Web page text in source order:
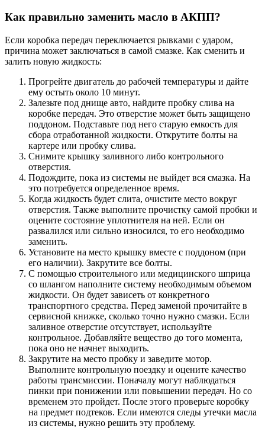
Как правильно заменить масло в АКПП?
Если коробка передач переключается рывками с ударом,
причина может заключаться в самой смазке. Как сменить и
залить новую жидкость:
Прогрейте двигатель до рабочей температуры и дайте
ему остыть около 10 минут.
Залезьте под днище авто, найдите пробку слива на
коробке передач. Это отверстие может быть защищено
поддоном. Подставьте под него старую емкость для
сбора отработанной жидкости. Открутите болты на
картере или пробку слива.
Снимите крышку заливного либо контрольного
отверстия.
Подождите, пока из системы не выйдет вся смазка. На
это потребуется определенное время.
Когда жидкость будет слита, очистите место вокруг
отверстия. Также выполните прочистку самой пробки и
оцените состояние уплотнителя на ней. Если он
развалился или сильно износился, то его необходимо
заменить.
Установите на место крышку вместе с поддоном (при
его наличии). Закрутите все болты.
С помощью строительного или медицинского шприца
со шлангом наполните систему необходимым объемом
жидкости. Он будет зависеть от конкретного
транспортного средства. Перед заменой прочитайте в
сервисной книжке, сколько точно нужно смазки. Если
заливное отверстие отсутствует, используйте
контрольное. Добавляйте вещество до того момента,
пока оно не начнет выходить.
Закрутите на место пробку и заведите мотор.
Выполните контрольную поездку и оцените качество
работы трансмиссии. Поначалу могут наблюдаться
пинки при понижении или повышении передач. Но со
временем это пройдет. После этого проверьте коробку
на предмет подтеков. Если имеются следы утечки масла
из системы, нужно решить эту проблему.